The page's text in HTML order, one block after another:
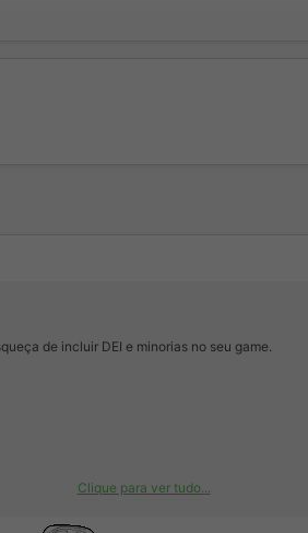
de incluir DEI e minorias no seu game.
Clique para ver tudo...